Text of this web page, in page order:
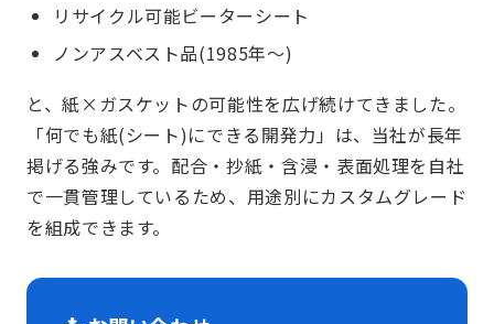
リサイクル可能ビーターシート
ノンアスベスト品(1985年～)
と、紙×ガスケットの可能性を広げ続けてきました。
「何でも紙(シート)にできる開発力」は、当社が長年
掲げる強みです。配合・抄紙・含浸・表面処理を自社
で一貫管理しているため、用途別にカスタムグレード
を組成できます。